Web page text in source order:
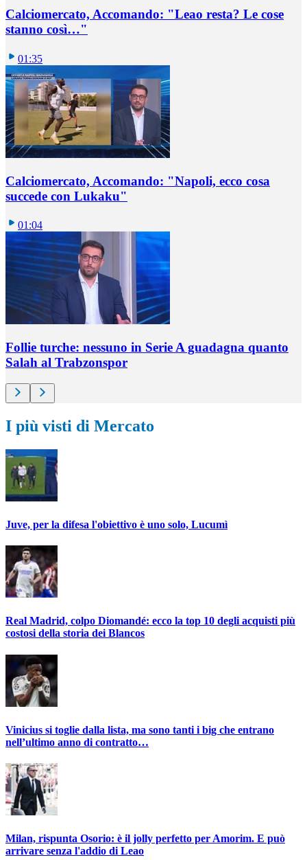
Calciomercato, Accomando: "Leao resta? Le cose
stanno così…"
01:35
Calciomercato, Accomando: "Napoli, ecco cosa
succede con Lukaku"
01:04
Follie turche: nessuno in Serie A guadagna quanto
Salah al Trabzonspor
I più visti di Mercato
Juve, per la difesa l'obiettivo è uno solo, Lucumì
Real Madrid, colpo Diomandé: ecco la top 10 degli acquisti più
costosi della storia dei Blancos
Vinicius si toglie dalla lista, ma sono tanti i big che entrano
nell’ultimo anno di contratto…
Milan, rispunta Osorio: è il jolly perfetto per Amorim. E può
arrivare senza l'addio di Leao